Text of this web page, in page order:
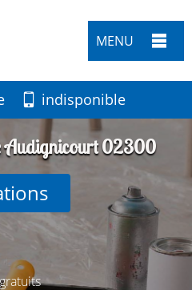
MENU
indisponible
Audignicourt 02300